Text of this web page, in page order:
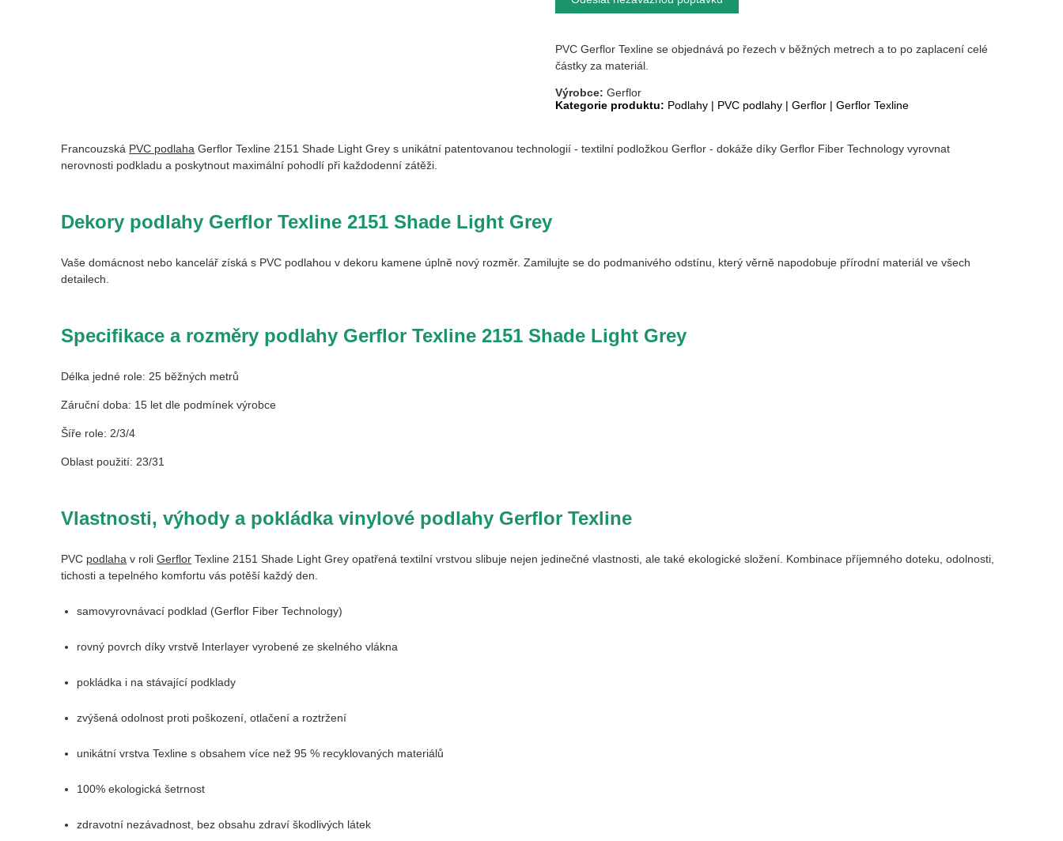
PVC Gerflor Texline se objednává po řezech v běžných metrech a to po zaplacení celé
částky za materiál.
Výrobce:Gerflor
Kategorie produktu: Podlahy | PVC podlahy |Gerflor |Gerflor Texline
Francouzská PVC podlaha Gerflor Texline 2151 Shade Light Grey s unikátní patentovanou technologií - textilní podložkou Gerflor - dokáže díky Gerflor Fiber Technology vyrovnat
nerovnosti podkladu a poskytnout maximální pohodlí při každodenní zátěži.
Dekory podlahy Gerflor Texline 2151 Shade Light Grey
Vaše domácnost nebo kancelář získá s PVC podlahou v dekoru kamene úplně nový rozměr. Zamilujte se do podmanivého odstínu, který věrně napodobuje přírodní materiál ve všech
detailech.
Specifikace a rozměry podlahy Gerflor Texline2151 Shade Light Grey
Délka jedné role: 25 běžných metrů
Záruční doba: 15 let dle podmínek výrobce
Šíře role: 2/3/4
Oblast použití: 23/31
Vlastnosti, výhody a pokládka vinylové podlahy Gerflor Texline
PVC podlaha v roliGerflor Texline 2151 Shade Light Grey opatřená textilní vrstvou slibuje nejen jedinečné vlastnosti, ale také ekologické složení. Kombinace příjemného doteku, odolnosti,
tichosti a tepelného komfortu vás potěší každý den.
samovyrovnávací podklad (Gerflor Fiber Technology)
rovný povrch díky vrstvě Interlayer vyrobené ze skelného vlákna
pokládka i na stávající podklady
zvýšená odolnost proti poškození, otlačení a roztržení
unikátní vrstva Texline s obsahem více než 95 % recyklovaných materiálů
100% ekologická šetrnost
zdravotní nezávadnost, bez obsahu zdraví škodlivých látek